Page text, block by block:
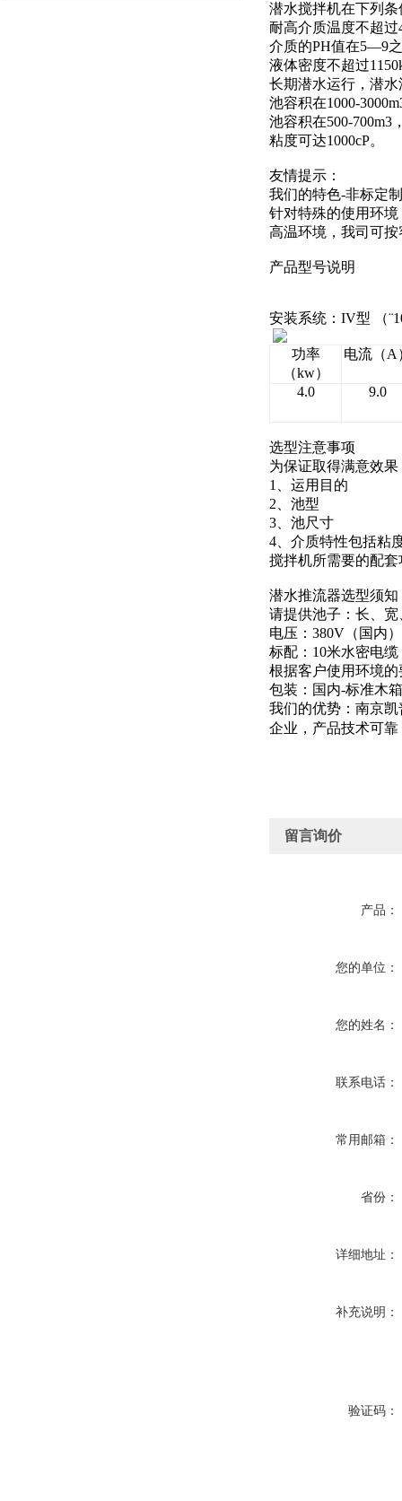
潜水搅拌机在下列
耐高介质温度不超过
介质的PH值在5—9
液体密度不超过
长期潜水运行，潜
池容积在1000-
池容积在500-700m3
粘度可达1000cP。
友情提示：
我们的特色-非标定
针对特殊的使用环
高温环境，我司可
产品型号说明
安装系统：IV型 （
功率
（kw）
电流（A
4.0 9.0
选型注意事项
为保证取得满意效
1、运用目的
2、池型
3、池尺寸
4、介质特性包括粘
搅拌机所需要的配
潜水推流器选型须知
请提供池子：长、
电压：380V（国内
标配：10米水密电
根据客户使用环境
包装：国内-标准木
我们的优势：南京
企业，产品技术可
留言询价
产品：
您的单位：
您的姓名：
联系电话：
常用邮箱：
省份：
详细地址：
补充说明：
验证码：